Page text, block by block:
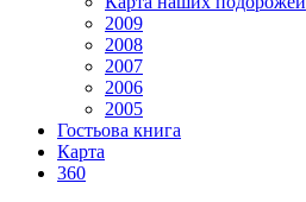
2009
2008
2007
2006
2005
Гостьова книга
Карта
360